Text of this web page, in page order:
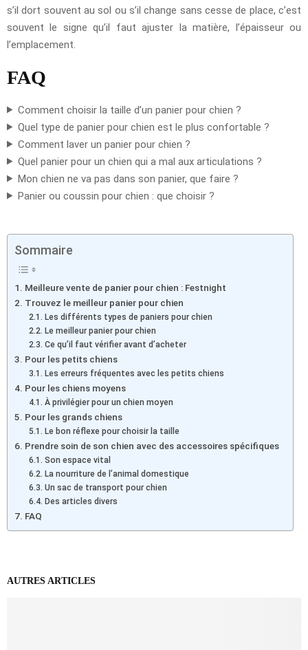
s’il dort souvent au sol ou s’il change sans cesse de place, c’est
souvent le signe qu’il faut ajuster la matière, l’épaisseur ou
l’emplacement.
FAQ
Comment choisir la taille d’un panier pour chien ?
Quel type de panier pour chien est le plus confortable ?
Comment laver un panier pour chien ?
Quel panier pour un chien qui a mal aux articulations ?
Mon chien ne va pas dans son panier, que faire ?
Panier ou coussin pour chien : que choisir ?
Sommaire
Meilleure vente de panier pour chien : Festnight
Trouvez le meilleur panier pour chien
Les différents types de paniers pour chien
Le meilleur panier pour chien
Ce qu’il faut vérifier avant d’acheter
Pour les petits chiens
Les erreurs fréquentes avec les petits chiens
Pour les chiens moyens
À privilégier pour un chien moyen
Pour les grands chiens
Le bon réflexe pour choisir la taille
Prendre soin de son chien avec des accessoires spécifiques
Son espace vital
La nourriture de l’animal domestique
Un sac de transport pour chien
Des articles divers
FAQ
AUTRES ARTICLES